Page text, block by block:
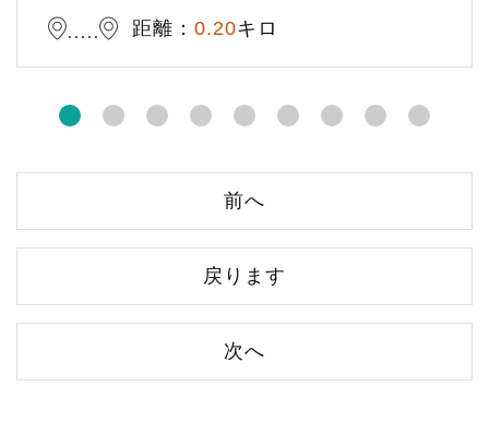
距離： 0.20キロ
前へ
戻ります
次へ